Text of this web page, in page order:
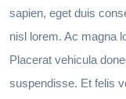
sapien, eget duis
nisl lorem. Ac magna
Placerat vehicula
suspendisse. Et felis